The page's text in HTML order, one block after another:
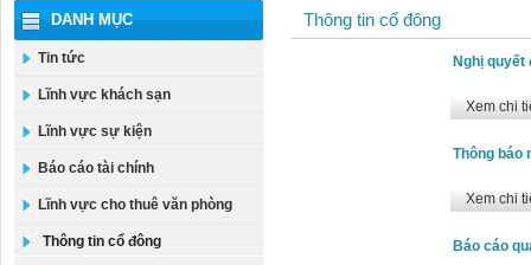
DANH MỤC
Tin tức
Lĩnh vực khách sạn
Lĩnh vực sự kiện
Báo cáo tài chính
Lĩnh vực cho thuê văn phòng
Thông tin cổ đông
Thông tin cổ đông
Nghị quyết
Xem chi
Thông báo
Xem chi
Báo cáo